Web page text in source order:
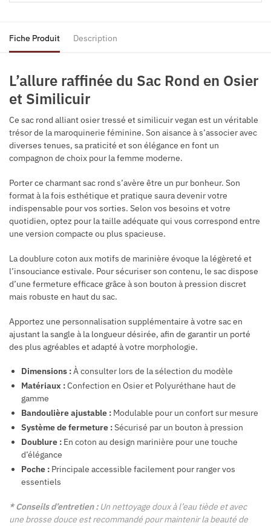
Fiche Produit Description
L’allure raffinée du Sac Rond en Osier
et Similicuir
Ce sac rond alliant osier tressé et similicuir vegan est un véritable
trésor de la maroquinerie féminine. Son aisance à s’associer avec
diverses tenues, sa praticité et son élégance en font un
compagnon de choix pour la femme moderne.
Porter ce charmant sac rond s’avère être un pur bonheur. Son
format à la fois esthétique et pratique saura devenir votre
indispensable pour vos sorties. Selon vos besoins et votre
quotidien, optez pour la taille adéquate qui vous correspond entre
une version compacte ou plus spacieuse.
La doublure coton aux motifs de marinière évoque la légèreté et
l’insouciance estivale. Pour sécuriser son contenu, le sac dispose
d’une fermeture efficace grâce à son bouton à pression discret
mais robuste en haut du sac.
Apportez une personnalisation supplémentaire à votre sac en
ajustant la sangle à la longueur désirée, afin de garantir un porté
des plus agréables et adapté à votre morphologie.
Dimensions :À consulter lors de la sélection du modèle
Matériaux :Confection en Osier et Polyuréthane haut de
gamme
Bandoulière ajustable : Modulable pour un confort sur mesure
Système de fermeture :Sécurisé par un bouton à pression
Doublure : En coton au design marinière pour une touche
d’élégance
Poche : Principale accessible facilement pour ranger vos
essentiels
* Conseils d’entretien :Un nettoyage doux à l’eau tiède et avec
une brosse douce est recommandé pour maintenir la beauté de